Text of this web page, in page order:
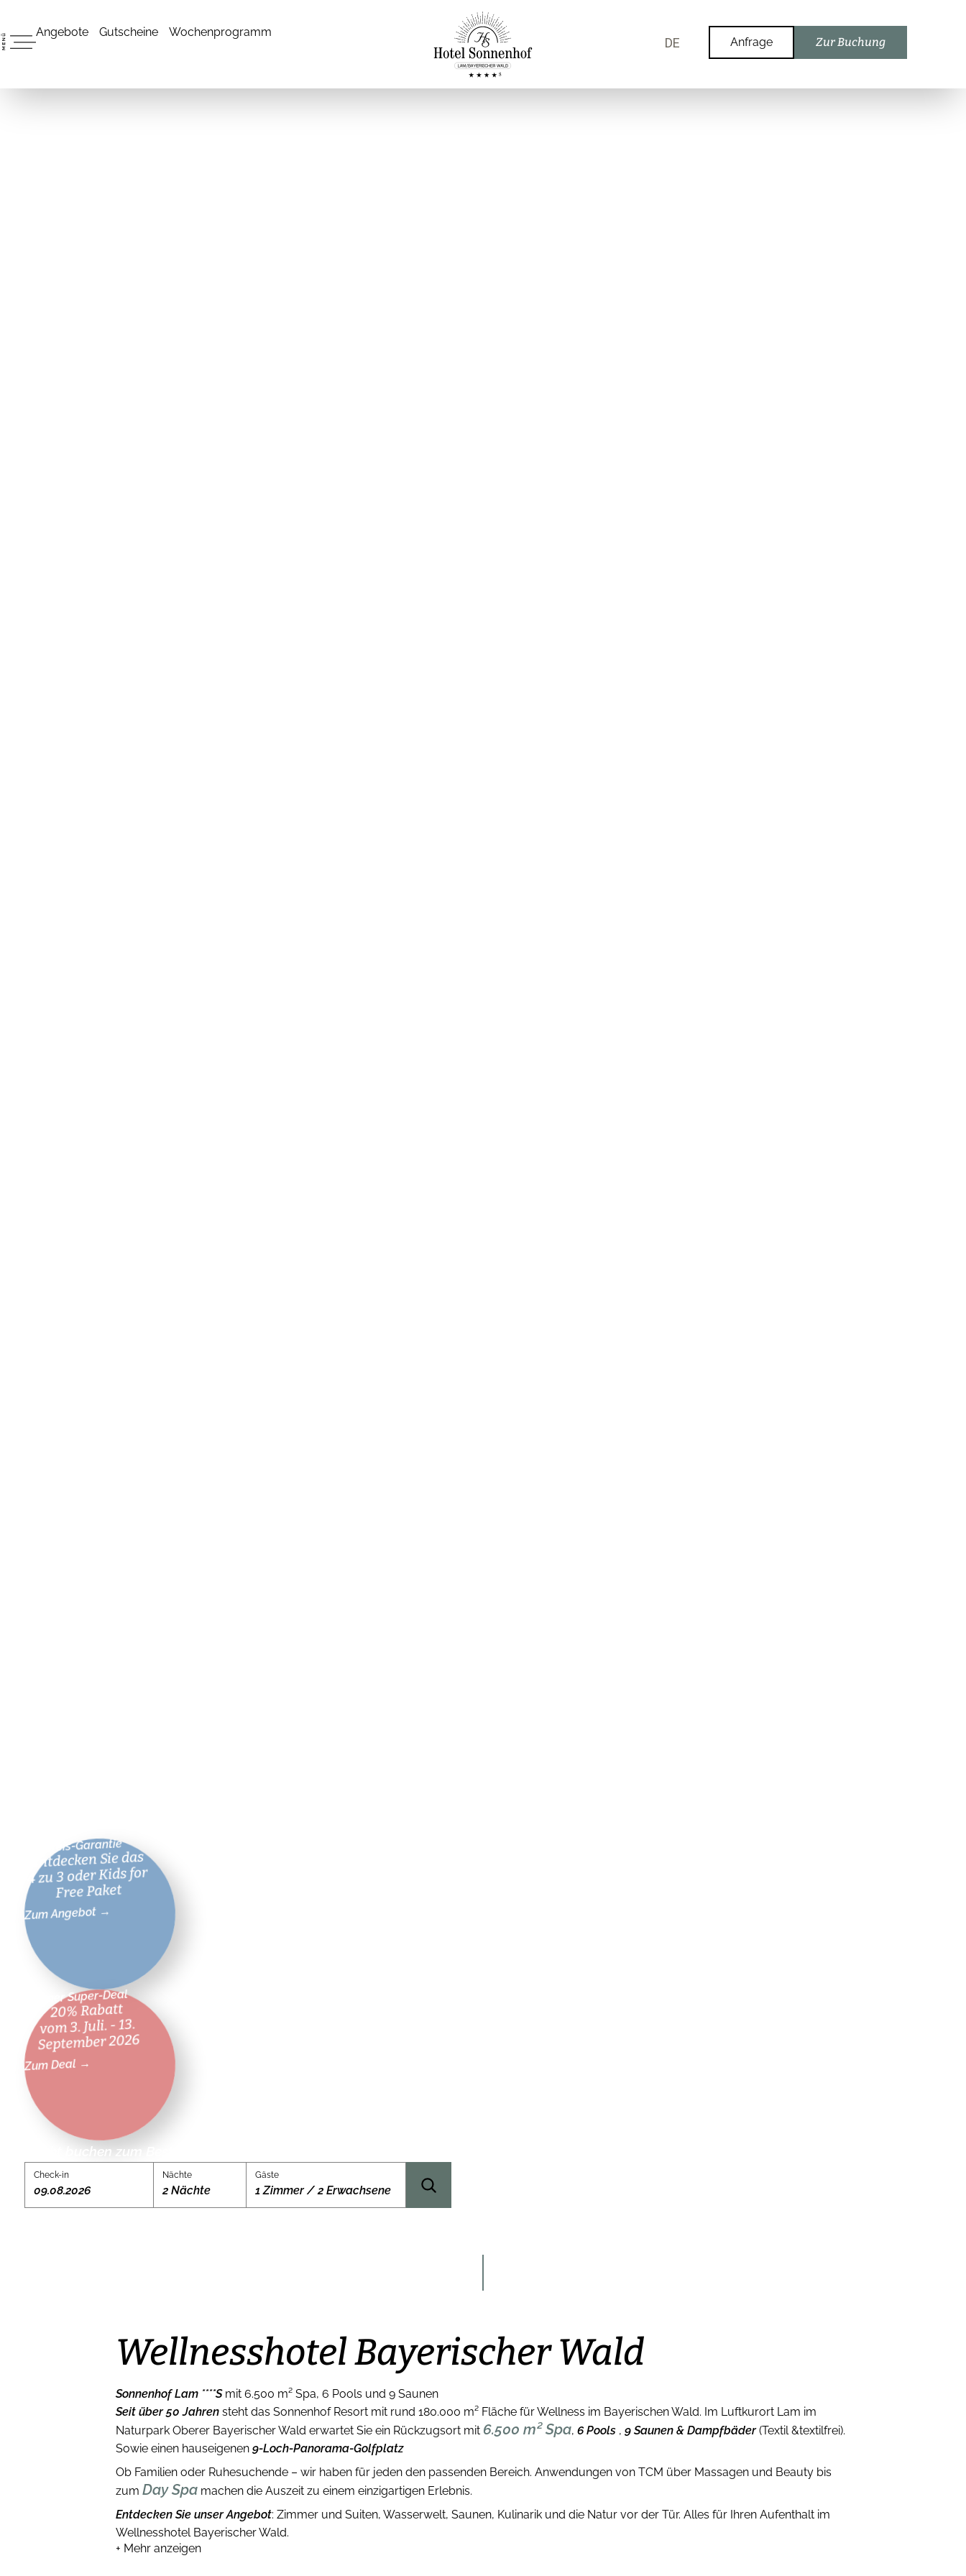
Angebote Gutscheine Wochenprogramm
DE Anfrage Zur Buchung
Bestpreis-Garantie
Entdecken Sie das
4 zu 3 oder Kids for
Free Paket
Zum Angebot →
Sommer Super-Deal
20% Rabatt
vom 3. Juli. - 13.
September 2026
Zum Deal →
Direkt buchen zum Bestpreis:
Check-in
09.08.2026
Nächte
2 Nächte
Gäste
1 Zimmer / 2 Erwachsene
Wellnesshotel Bayerischer Wald
Sonnenhof Lam ****Smit 6.500 m² Spa, 6 Pools und 9 Saunen
Seit über 50 Jahren steht das Sonnenhof Resort mit rund 180.000 m² Fläche für Wellness im Bayerischen Wald. Im Luftkurort Lam im
Naturpark Oberer Bayerischer Wald erwartet Sie ein Rückzugsort mit 6.500 m² Spa,6 Pools ,9 Saunen & Dampfbäder(Textil &textilfrei).
Sowie einen hauseigenen9-Loch-Panorama-Golfplatz
Ob Familien oder Ruhesuchende – wir haben für jeden den passenden Bereich. Anwendungen von TCM über Massagen und Beauty bis
zumDay Spa machen die Auszeit zu einem einzigartigen Erlebnis.
Entdecken Sie unser Angebot: Zimmer und Suiten, Wasserwelt, Saunen, Kulinarik und die Natur vor der Tür. Alles für Ihren Aufenthalt im
Wellnesshotel Bayerischer Wald.
+ Mehr anzeigen